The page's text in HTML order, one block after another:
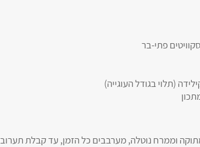
וממרח נוטלה, מערבבים כל הזמן, עד קבלת